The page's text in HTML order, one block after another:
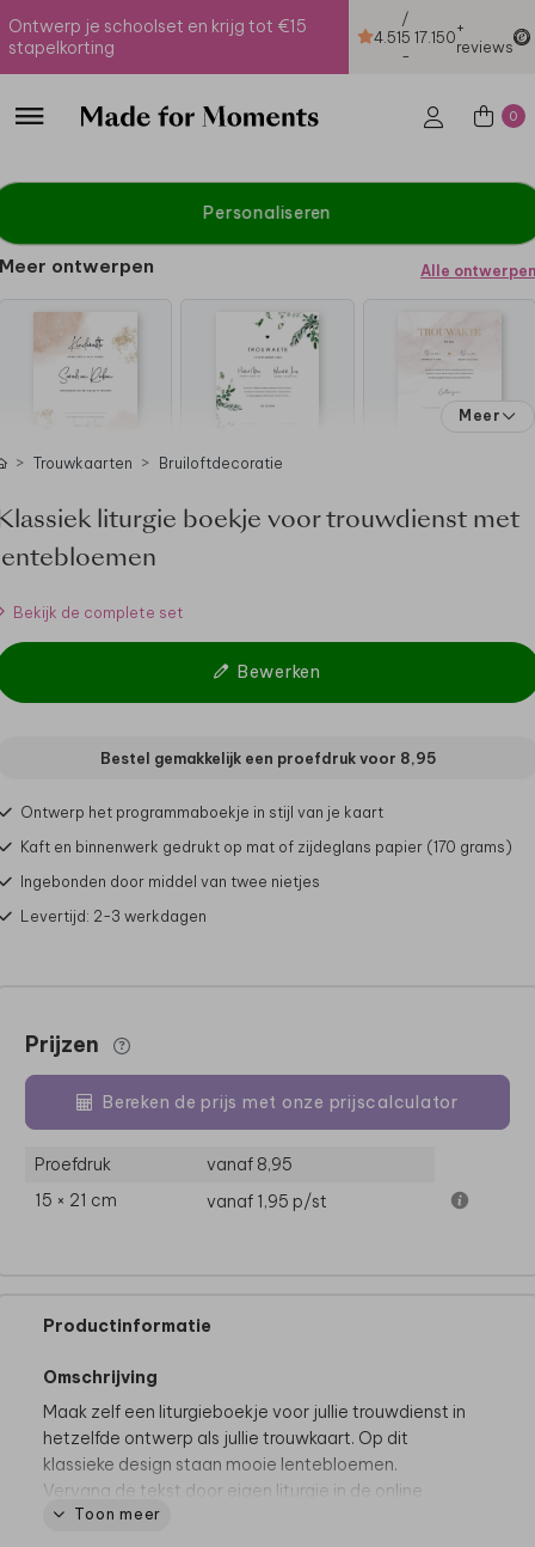
Ontwerp je schoolset en krijg tot €15
stapelkorting
4.51
/
5
-
17.150+
reviews
0
Personaliseren
Meer ontwerpen Alle ontwerpen
Meer
Trouwkaarten Bruiloftdecoratie
liturgie boekje voor trouwdienst met
Bekijk de complete set
Bewerken
Bestel gemakkelijk een proefdruk voor 8,95
Ontwerp het programmaboekje in stijl van je kaart
Kaft en binnenwerk gedrukt op mat of zijdeglans papier (170 grams)
Ingebonden door middel van twee nietjes
Levertijd: 2-3 werkdagen
Prijzen
Bereken de prijs met onze prijscalculator
Proefdruk
vanaf 8,95
15 × 21 cm
vanaf 1,95 p/st
Productinformatie
Omschrijving
Maak zelf een liturgieboekje voor jullie trouwdienst in
hetzelfde ontwerp als jullie trouwkaart. Op dit
klassieke design staan mooie lentebloemen.
Vervang de tekst door eigen liturgie in de online
editor, eventueel pas je daar ook lettertype en kleur
Toon meer